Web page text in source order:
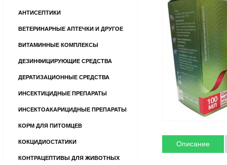
Описание
АНТИСЕПТИКИ
ВЕТЕРИНАРНЫЕ АПТЕЧКИ И ДРУГОЕ
ВИТАМИННЫЕ КОМПЛЕКСЫ
ДЕЗИНФИЦИРУЮЩИЕ СРЕДСТВА
ДЕРАТИЗАЦИОННЫЕ СРЕДСТВА
ИНСЕКТИЦИДНЫЕ ПРЕПАРАТЫ
ИНСЕКТОАКАРИЦИДНЫЕ ПРЕПАРАТЫ
КОРМ ДЛЯ ПИТОМЦЕВ
КОКЦИДИОСТАТИКИ
КОНТРАЦЕПТИВЫ ДЛЯ ЖИВОТНЫХ